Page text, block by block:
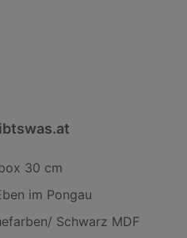
30 cm
im Pongau
Schwarz MDF